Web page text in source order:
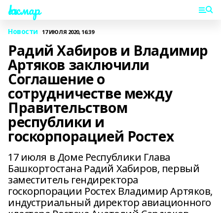
Һаҡмар
Новости 17 ИЮЛЯ 2020, 16:39
Радий Хабиров и Владимир
Артяков заключили
Соглашение о
сотрудничестве между
Правительством
республики и
госкорпорацией Ростех
17 июля в Доме Республики Глава
Башкортостана Радий Хабиров, первый
заместитель гендиректора
госкорпорации Ростех Владимир Артяков,
индустриальный директор авиационного